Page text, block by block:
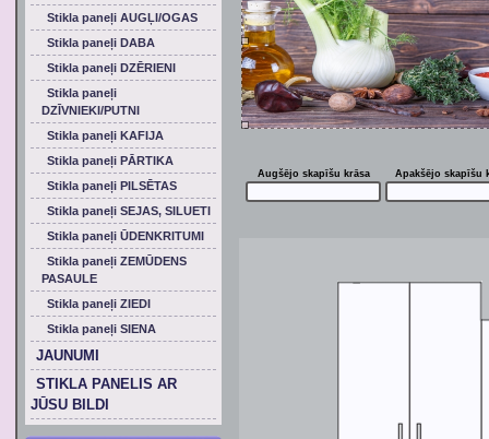
Augšējo skapīšu krāsa Apakšējo skapīšu
Stikla paneļi AUGĻI/OGAS
Stikla paneļi DABA
Stikla paneļi DZĒRIENI
Stikla paneļi
DZĪVNIEKI/PUTNI
Stikla paneļi KAFIJA
Stikla paneļi PĀRTIKA
Stikla paneļi PILSĒTAS
Stikla paneļi SEJAS, SILUETI
Stikla paneļi ŪDENKRITUMI
Stikla paneļi ZEMŪDENS
PASAULE
Stikla paneļi ZIEDI
Stikla paneļi SIENA
JAUNUMI
STIKLA PANELIS AR
JŪSU BILDI